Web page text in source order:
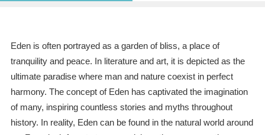
Eden is often portrayed as a garden of bliss, a place of
tranquility and peace. In literature and art, it is depicted as the
ultimate paradise where man and nature coexist in perfect
harmony. The concept of Eden has captivated the imagination
of many, inspiring countless stories and myths throughout
history. In reality, Eden can be found in the natural world around